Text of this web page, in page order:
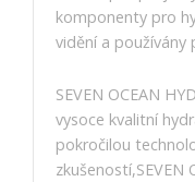
komponenty pro
vidění a používány
SEVEN OCEAN
vysoce kvalitní
pokročilou
zkušeností,SEVEN